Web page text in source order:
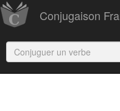
Conjugaison